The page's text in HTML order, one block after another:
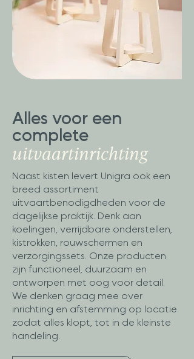
Alles voor een
complete
uitvaartinrichting
Naast kisten levert Unigra ook een
breed assortiment
uitvaartbenodigdheden voor de
dagelijkse praktijk. Denk aan
koelingen, verrijdbare onderstellen,
kistrokken, rouwschermen en
verzorgingssets. Onze producten
zijn functioneel, duurzaam en
ontworpen met oog voor detail.
We denken graag mee over
inrichting en afstemming op locatie
zodat alles klopt, tot in de kleinste
handeling.